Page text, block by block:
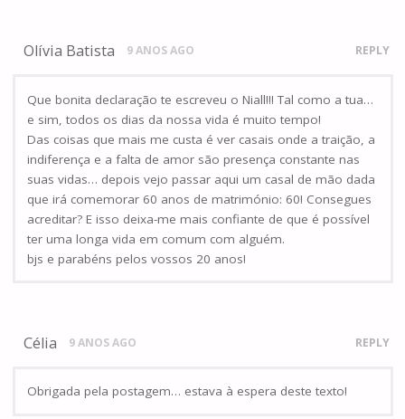
Olívia Batista 9 ANOS AGO REPLY
Que bonita declaração te escreveu o Niall!!! Tal como a tua…
e sim, todos os dias da nossa vida é muito tempo!
Das coisas que mais me custa é ver casais onde a traição, a
indiferença e a falta de amor são presença constante nas
suas vidas… depois vejo passar aqui um casal de mão dada
que irá comemorar 60 anos de matrimónio: 60! Consegues
acreditar? E isso deixa-me mais confiante de que é possível
ter uma longa vida em comum com alguém.
bjs e parabéns pelos vossos 20 anos!
Célia 9 ANOS AGO REPLY
Obrigada pela postagem… estava à espera deste texto!